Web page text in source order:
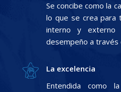
Se concibe como la
lo que se crea para
interno y externo
desempeño a través
La excelencia
Entendida como